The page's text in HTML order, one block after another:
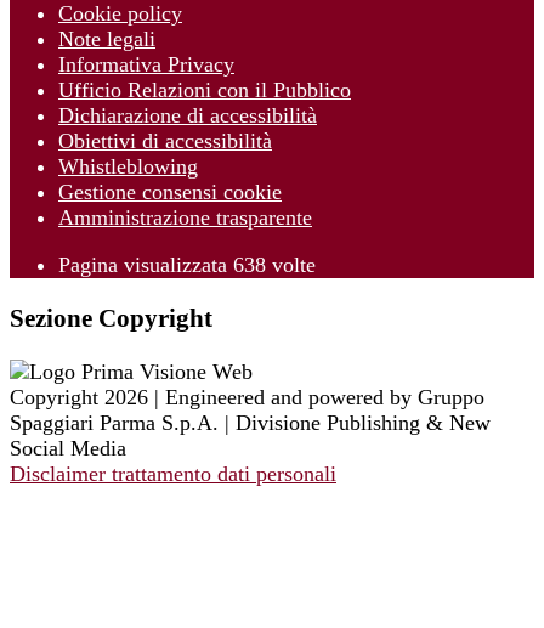
Cookie policy
Note legali
Informativa Privacy
Ufficio Relazioni con il Pubblico
Dichiarazione di accessibilità
Obiettivi di accessibilità
Whistleblowing
Gestione consensi cookie
Amministrazione trasparente
Pagina visualizzata 638 volte
Sezione Copyright
Copyright 2026 | Engineered and powered by Gruppo
Spaggiari Parma S.p.A. | Divisione Publishing & New
Social Media
Disclaimer trattamento dati personali